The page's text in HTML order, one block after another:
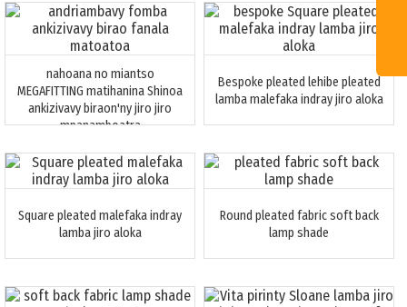
nahoana no miantso
MEGAFITTING matihanina Shinoa
ankizivavy biraon'ny jiro jiro
mpanamboatra
Bespoke pleated lehibe pleated
lamba malefaka indray jiro aloka
Square pleated malefaka indray
lamba jiro aloka
Round pleated fabric soft back
lamp shade